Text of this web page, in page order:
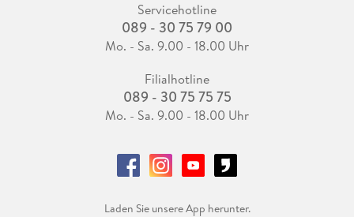
Servicehotline
089 - 30 75 79 00
Mo. - Sa. 9.00 - 18.00 Uhr
Filialhotline
089 - 30 75 75 75
Mo. - Sa. 9.00 - 18.00 Uhr
Laden Sie unsere App herunter.